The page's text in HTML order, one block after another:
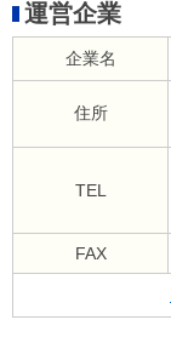
運営企業
企業名
住所
TEL
FAX